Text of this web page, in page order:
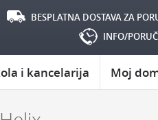
BESPLATNA DOSTAVA ZA
INFO/
i kancelarija Moj